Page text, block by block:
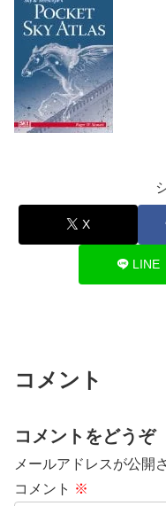
X
LINE
コメント
コメントをどうぞ
メールアドレスが公開
コメント ※